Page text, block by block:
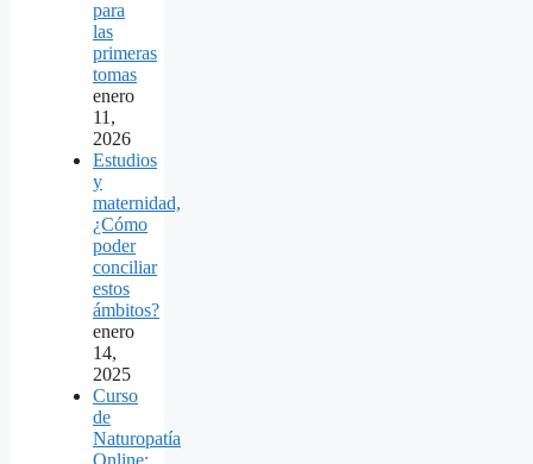
para
las
primeras
tomas
enero
11,
2026
Estudios
y
maternidad,
¿Cómo
poder
conciliar
estos
ámbitos?
enero
14,
2025
Curso
de
Naturopatía
Online: